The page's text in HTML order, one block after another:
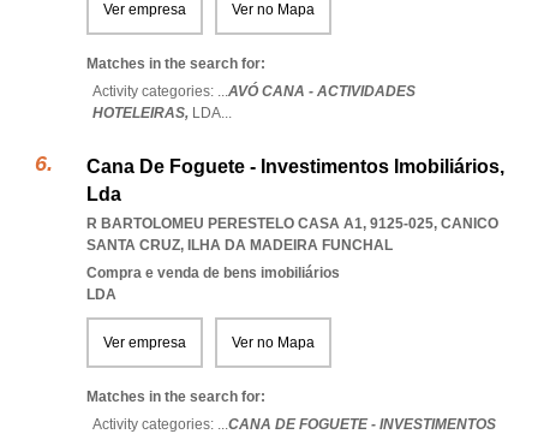
Ver empresa Ver no Mapa
Matches in the search for:
Activity categories: ...AVÓ CANA - ACTIVIDADES
HOTELEIRAS, LDA...
Cana De Foguete - Investimentos Imobiliários,
Lda
R BARTOLOMEU PERESTELO CASA A1, 9125-025, CANICO
SANTA CRUZ, ILHA DA MADEIRA FUNCHAL
Compra e venda de bens imobiliários
LDA
Ver empresa Ver no Mapa
Matches in the search for:
Activity categories: ...CANA DE FOGUETE - INVESTIMENTOS